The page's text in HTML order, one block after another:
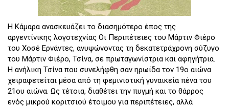
Η Κάμαρα ανασκευάζει το διασημότερο έπος της
αργεντίνικης λογοτεχνίας Οι Περιπέτειες του Μάρτιν Φιέρο
του Χοσέ Ερνάντες, ανυψώνοντας τη δεκατετράχρονη σύζυγο
του Μάρτιν Φιέρο, Τσίνα, σε πρωταγωνίστρια και αφηγήτρια.
Η ανήλικη Τσίνα που συνελήφθη σαν ηρωίδα τον 19ο αιώνα
χειραφετείται μέσα από τη φεμινιστική γυναικεία πένα του
21ου αιώνα. Ως τέτοια, διαθέτει την πυγμή και το θάρρος
ενός μικρού κοριτσιού έτοιμου για περιπέτειες, αλλά